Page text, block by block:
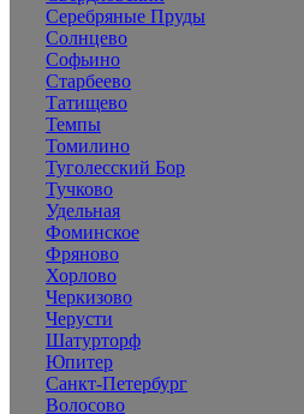
Серебряные Пруды
Солнцево
Софьино
Старбеево
Татищево
Темпы
Томилино
Туголесский Бор
Тучково
Удельная
Фоминское
Фряново
Хорлово
Черкизово
Черусти
Шатурторф
Юпитер
Санкт-Петербург
Волосово